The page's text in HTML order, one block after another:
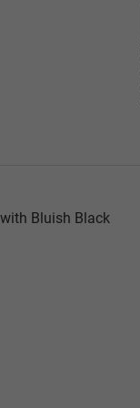
Bluish Black